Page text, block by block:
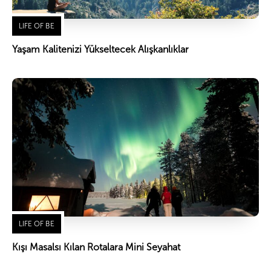
LIFE OF BE
Yaşam Kalitenizi Yükseltecek Alışkanlıklar
LIFE OF BE
Kışı Masalsı Kılan Rotalara Mini Seyahat